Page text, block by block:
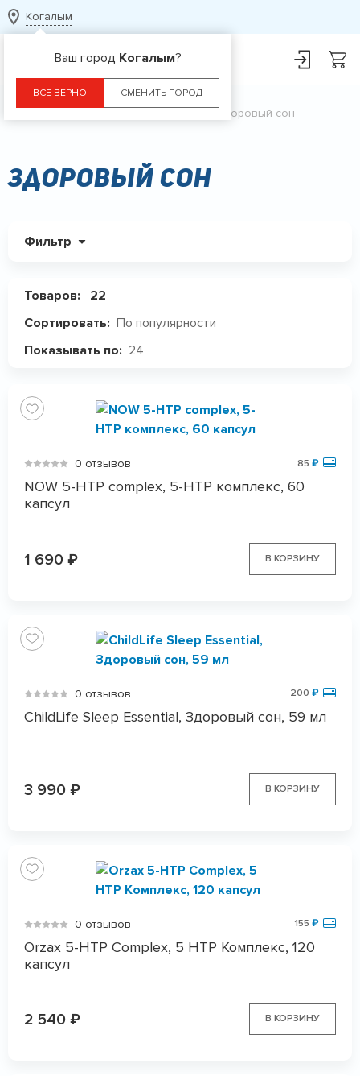
Когалым
Ваш город Когалым?
ВСЕ ВЕРНО СМЕНИТЬ ГОРОД
Здоровый сон
Здоровый сон
Фильтр
Товаров:
22
Сортировать: По популярности
Показывать по: 24
0 отзывов 85 ₽
NOW 5-HTP complex, 5-HTP комплекс, 60
капсул
1 690 ₽ В КОРЗИНУ
0 отзывов 200 ₽
ChildLife Sleep Essential, Здоровый сон, 59 мл
3 990 ₽ В КОРЗИНУ
0 отзывов 155 ₽
Orzax 5-HTP Complex, 5 HTP Комплекс, 120
капсул
2 540 ₽ В КОРЗИНУ